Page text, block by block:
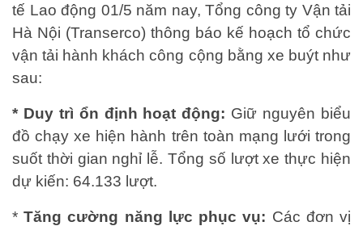
tế Lao động 01/5 năm nay, Tổng công ty Vận tải
Hà Nội (Transerco) thông báo kế hoạch tổ chức
vận tải hành khách công cộng bằng xe buýt như
sau:
* Duy trì ổn định hoạt động: Giữ nguyên biểu
đồ chạy xe hiện hành trên toàn mạng lưới trong
suốt thời gian nghỉ lễ. Tổng số lượt xe thực hiện
dự kiến: 64.133 lượt.
*Tăng cường năng lực phục vụ: Các đơn vị